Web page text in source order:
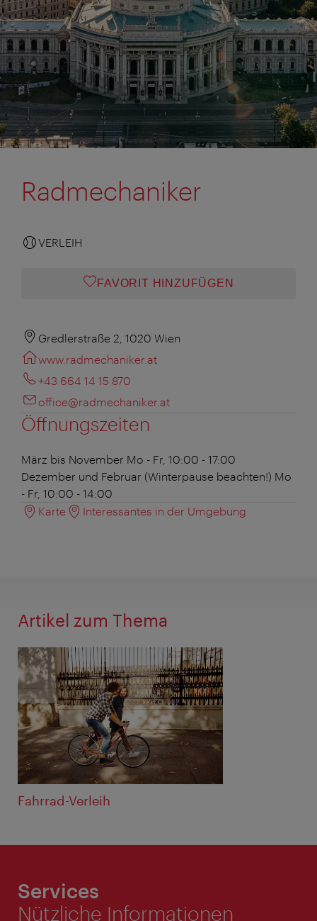
Radmechaniker
VERLEIH
FAVORIT HINZUFÜGEN
Gredlerstraße 2, 1020 Wien
www.radmechaniker.at
+43 664 14 15 870
office@radmechaniker.at
Öffnungszeiten
März bis November Mo - Fr, 10:00 - 17:00
Dezember und Februar (Winterpause beachten!) Mo
- Fr, 10:00 - 14:00
Karte
Interessantes in der Umgebung
Artikel zum Thema
Fahrrad-Verleih
Services
Nützliche Informationen